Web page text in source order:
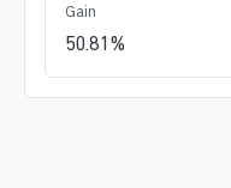
Gain
50.81 %